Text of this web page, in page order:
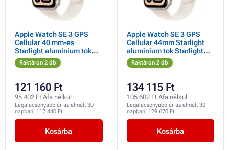
Apple Watch SE 3 GPS
Cellular 40 mm-es
Starlight alumínium tok
Starlight sportpánttal -
S/M
Raktáron 2 db
121 160 Ft
95 402 Ft Áfa nélkül
Legalacsonyabb ár az elmúlt 30
napban: 117 440 Ft
Kosárba
Apple Watch SE 3 GPS
Cellular 44mm Starlight
alumínium tok Starlight
sportpánttal - S/M
Raktáron 2 db
134 115 Ft
105 602 Ft Áfa nélkül
Legalacsonyabb ár az elmúlt 30
napban: 129 670 Ft
Kosárba